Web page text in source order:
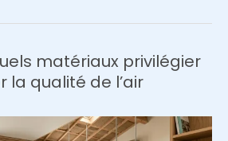
matériaux privilégier
la qualité de l’air